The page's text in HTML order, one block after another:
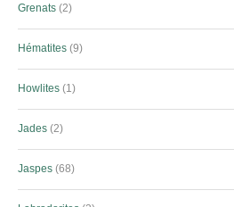
Grenats 2
Hématites 9
Howlites 1
Jades 2
Jaspes 68